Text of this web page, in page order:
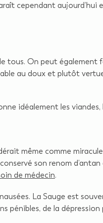
cependant
tous. On peut également
au doux et plutôt
idéalement les
même comme
son renom d’antan
de médecin.
La Sauge est
pénibles, de la